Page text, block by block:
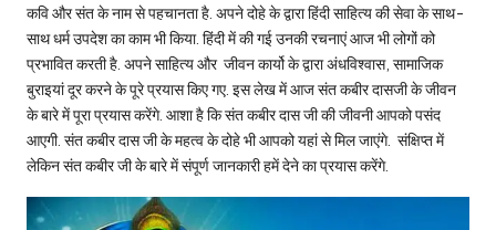
कवि और संत के नाम से पहचानता है. अपने दोहे के द्वारा हिंदी साहित्य की सेवा के साथ-
साथ धर्म उपदेश का काम भी किया. हिंदी में की गई उनकी रचनाएं आज भी लोगों को
प्रभावित करती है. अपने साहित्य और जीवन कार्यो के द्वारा अंधविश्वास, सामाजिक
बुराइयां दूर करने के पूरे प्रयास किए गए. इस लेख में आज संत कबीर दासजी के जीवन
के बारे में पूरा प्रयास करेंगे. आशा है कि संत कबीर दास जी की जीवनी आपको पसंद
आएगी. संत कबीर दास जी के महत्व के दोहे भी आपको यहां से मिल जाएंगे. संक्षिप्त में
लेकिन संत कबीर जी के बारे में संपूर्ण जानकारी हमें देने का प्रयास करेंगे.